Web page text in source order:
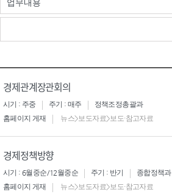
업무내용
경제관계장관회의
시기 : 주중 주기 : 매주
정책조정총괄과
홈페이지 게재
뉴스>보도자료>보도·참고자료
경제정책방향
시기 : 6월중순/12월중순 주기 : 반기
종합정책과
홈페이지 게재
뉴스>보도자료>보도·참고자료